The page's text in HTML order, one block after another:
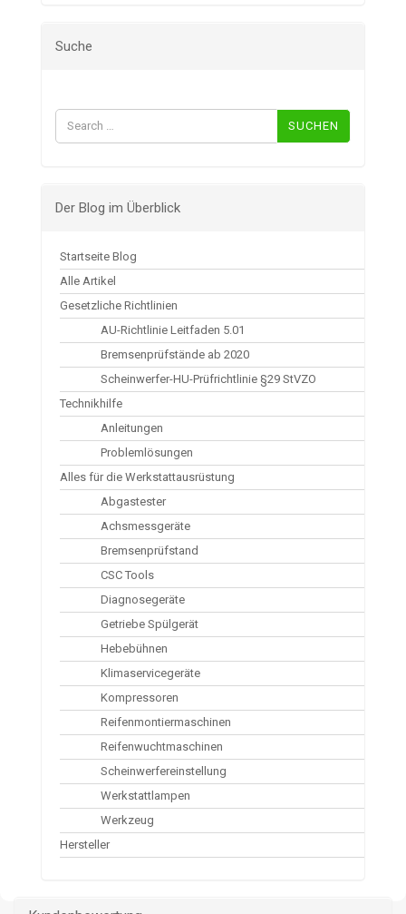
Suche
Suchen
nach:
Der Blog im Überblick
Startseite Blog
Alle Artikel
Gesetzliche Richtlinien
AU-Richtlinie Leitfaden 5.01
Bremsenprüfstände ab 2020
Scheinwerfer-HU-Prüfrichtlinie §29 StVZO
Technikhilfe
Anleitungen
Problemlösungen
Alles für die Werkstattausrüstung
Abgastester
Achsmessgeräte
Bremsenprüfstand
CSC Tools
Diagnosegeräte
Getriebe Spülgerät
Hebebühnen
Klimaservicegeräte
Kompressoren
Reifenmontiermaschinen
Reifenwuchtmaschinen
Scheinwerfereinstellung
Werkstattlampen
Werkzeug
Hersteller